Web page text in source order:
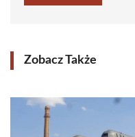
Zobacz Także